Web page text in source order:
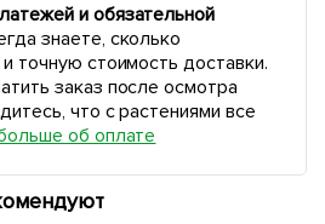
и обязательной
знаете, сколько
точную стоимость доставки.
заказ после осмотра
что с растениями все
об оплате